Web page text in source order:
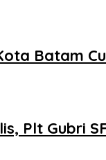
Batam
Plt Gubri